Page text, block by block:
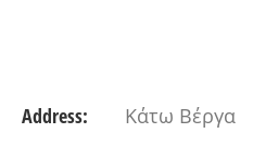
Address: Κάτω Βέργα